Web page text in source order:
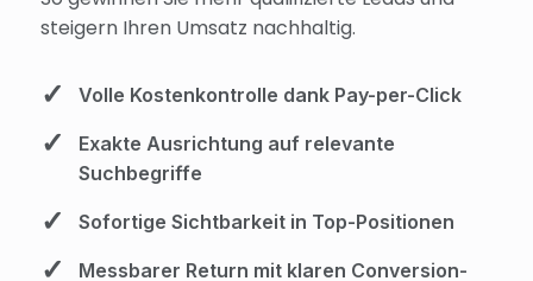
steigern Ihren Umsatz nachhaltig.
Volle Kostenkontrolle dank Pay-per-Click
Exakte Ausrichtung auf relevante
Suchbegriffe
Sofortige Sichtbarkeit in Top-Positionen
Messbarer Return mit klaren Conversion-